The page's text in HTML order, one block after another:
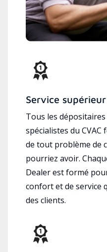
Service supérieur
Tous les
spécialistes du CVAC
de tout problème de
pourriez avoir.
Dealer est formé
confort et de service
des clients.